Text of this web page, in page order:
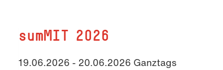
sumMIT 2026
19.06.2026 - 20.06.2026 Ganztags